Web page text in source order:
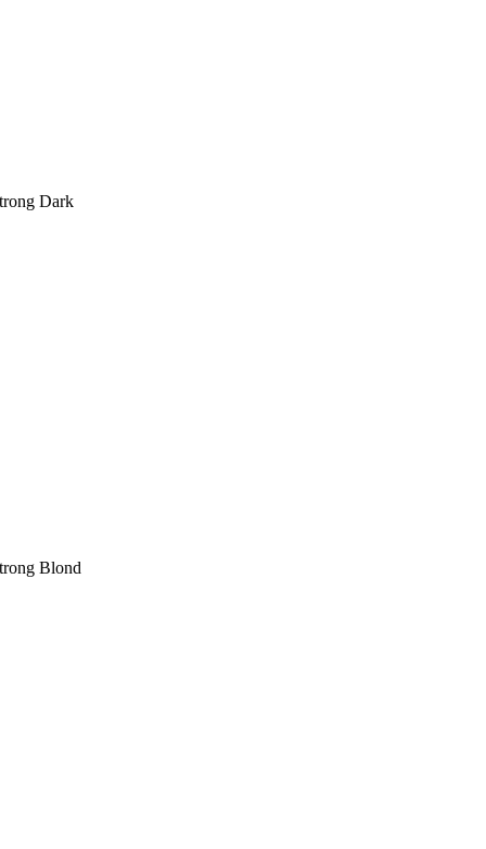
Dark
Blond